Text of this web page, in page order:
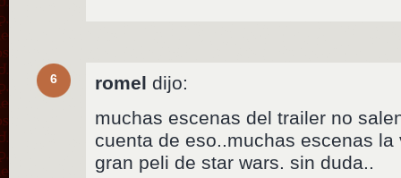
6 romel dijo:
muchas escenas del trailer no
cuenta de eso..muchas escenas
gran peli de star wars. sin duda..